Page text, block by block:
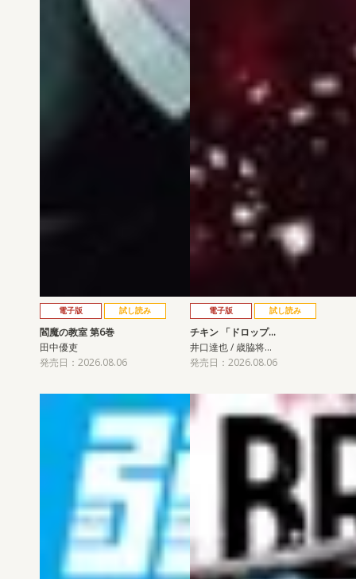
電子版 試し読み
閻魔の教室 第6巻
田中優吏
発売日：2026.08.06
電子版 試し読み
チキン 「ドロップ…
井口達也 / 歳脇将…
発売日：2026.08.06